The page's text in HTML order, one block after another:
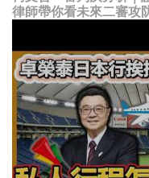
律師帶你看未來二審攻